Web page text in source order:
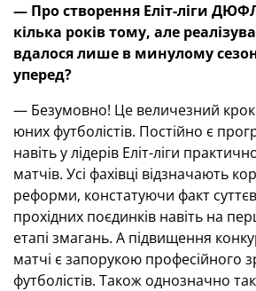
— Про створення Еліт-ліги
кілька років тому, але
вдалося лише в минулому
уперед?
— Безумовно! Це величезний
юних футболістів. Постійно є
навіть у лідерів Еліт-ліги
матчів. Усі фахівці відзначають
реформи, констатуючи факт
прохідних поєдинків навіть на
етапі змагань. А підвищення
матчі є запорукою професійного
футболістів. Також однозначно